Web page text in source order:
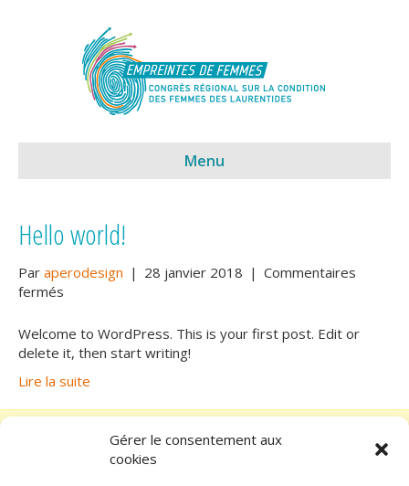
Gérer le consentement aux
cookies
Menu
Hello world!
Par aperodesign | 28 janvier 2018 | Commentaires
fermés
world!
Welcome to WordPress. This is your first post. Edit or
delete it, then start writing!
Lire la suite
© Tous droits réservés - Réseau des femmes des Laurentides.
Conception et réalisation du site Web :